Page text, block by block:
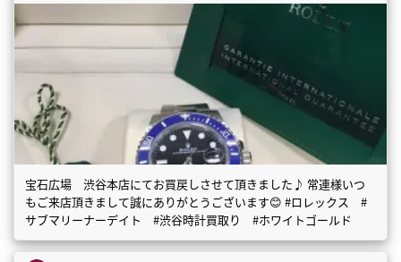
宝石広場 渋谷本店にてお買戻しさせて頂きました♪ 常連様いつ
もご来店頂きまして誠にありがとうございます😊 #ロレックス #
サブマリーナーデイト #渋谷時計買取り #ホワイトゴールド